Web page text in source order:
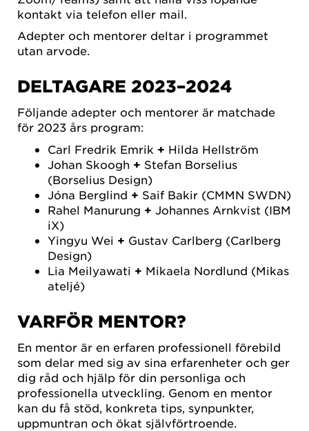
kontakt via telefon eller mail.
Adepter och mentorer deltar i programmet
utan arvode.
DELTAGARE 2023–2024
Följande adepter och mentorer är matchade
för 2023 års program:
Carl Fredrik Emrik + Hilda Hellström
Johan Skoogh + Stefan Borselius
(Borselius Design)
Jóna Berglind + Saif Bakir (CMMN SWDN)
Rahel Manurung + Johannes Arnkvist (IBM
iX)
Yingyu Wei + Gustav Carlberg (Carlberg
Design)
Lia Meilyawati + Mikaela Nordlund (Mikas
ateljé)
VARFÖR MENTOR?
En mentor är en erfaren professionell förebild
som delar med sig av sina erfarenheter och ger
dig råd och hjälp för din personliga och
professionella utveckling. Genom en mentor
kan du få stöd, konkreta tips, synpunkter,
uppmuntran och ökat självförtroende.